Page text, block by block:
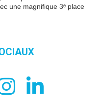
une magnifique 3ᵉ place